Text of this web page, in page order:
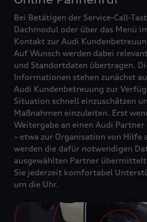
Bei Betätigen der Service-Call-
Dachmodul oder über das Menü
Kontakt zur Audi
Auf Wunsch werden dabei
und Standortdaten übertragen.
Informationen stehen zunächst
Audi Kundenbetreuung zur
Situation schnell einzuschätzen
Maßnahmen einzuleiten. Erst
Weitergabe an einen Audi
– etwa zur Organisation von Hilfe
werden die dafür notwendigen
ausgewählten Partner
Sie jederzeit komfortabel
um die Uhr.